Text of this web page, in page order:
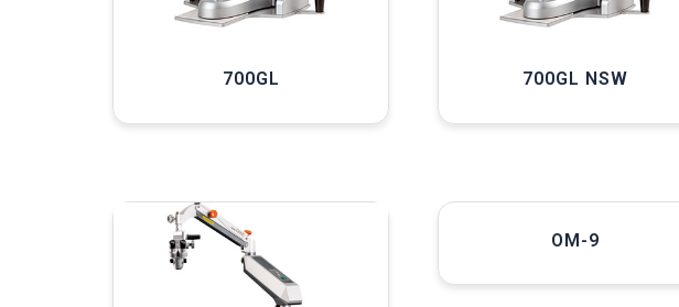
700GL 700GL NSW
OM-9